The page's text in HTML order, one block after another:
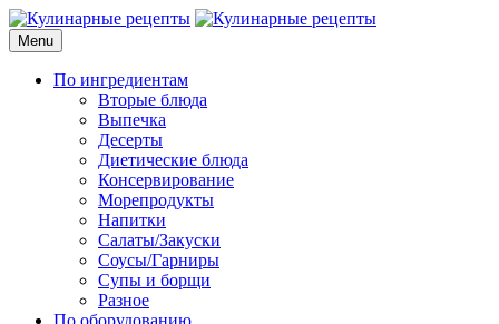
Skip
to
content
Кулинарные рецепты
для домашнего приготовления
Menu
По ингредиентам
Вторые блюда
Выпечка
Десерты
Диетические блюда
Консервирование
Морепродукты
Напитки
Салаты/Закуски
Соусы/Гарниры
Супы и борщи
Разное
По оборудованию